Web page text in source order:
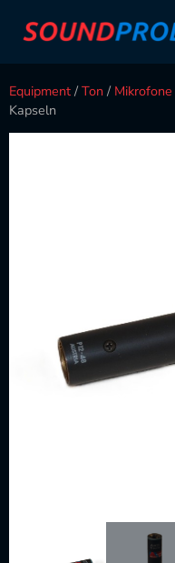
Equipment /Ton / Mikrofone
Kapseln